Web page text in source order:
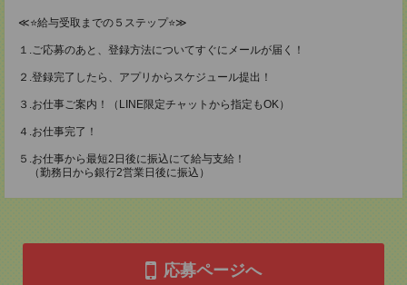
≪⭐給与受取までの５ステップ⭐≫
１.ご応募のあと、登録方法についてすぐにメールが届く！
２.登録完了したら、アプリからスケジュール提出！
３.お仕事ご案内！（LINE限定チャットから指定もOK）
４.お仕事完了！
５.お仕事から最短2日後に振込にて給与支給！
（勤務日から銀行2営業日後に振込）
応募ページへ